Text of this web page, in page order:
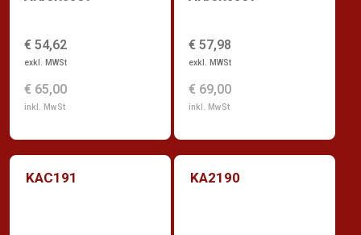
€ 54,62
exkl. MWSt
€ 65,00
inkl. MwSt
€ 57,98
exkl. MWSt
€ 69,00
inkl. MwSt
KAC191 KA2190